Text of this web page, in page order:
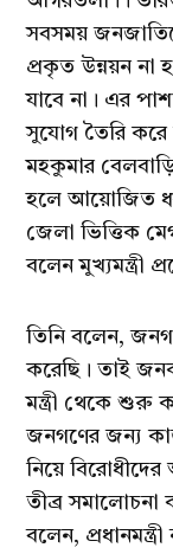
সবসময়
প্রকৃত উন্নয়ন না
যাবে না। এর
সুযোগ তৈরি করে
মহকুমার
হলে আয়োজিত
জেলা ভিত্তিক
বলেন মুখ্যমন্ত্রী
তিনি বলেন,
করেছি। তাই
মন্ত্রী থেকে শুরু
জনগণের জন্য
নিয়ে
তীব্র সমালোচনা
বলেন,